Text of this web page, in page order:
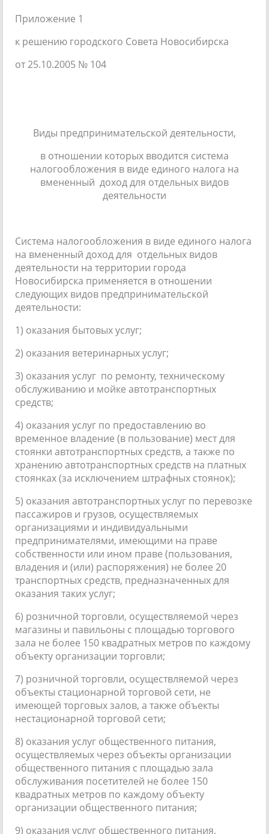
Приложение 1
к решению городского Совета Новосибирска
от 25.10.2005 № 104
Виды предпринимательской деятельности,
в отношении которых вводится система
налогообложения в виде единого налога на
вмененный доход для отдельных видов
деятельности
Система налогообложения в виде единого налога
на вмененный доход для отдельных видов
деятельности на территории города
Новосибирска применяется в отношении
следующих видов предпринимательской
деятельности:
1) оказания бытовых услуг;
2) оказания ветеринарных услуг;
3) оказания услуг по ремонту, техническому
обслуживанию и мойке автотранспортных
средств;
4) оказания услуг по предоставлению во
временное владение (в пользование) мест для
стоянки автотранспортных средств, а также по
хранению автотранспортных средств на платных
стоянках (за исключением штрафных стоянок);
5) оказания автотранспортных услуг по перевозке
пассажиров и грузов, осуществляемых
организациями и индивидуальными
предпринимателями, имеющими на праве
собственности или ином праве (пользования,
владения и (или) распоряжения) не более 20
транспортных средств, предназначенных для
оказания таких услуг;
6) розничной торговли, осуществляемой через
магазины и павильоны с площадью торгового
зала не более 150 квадратных метров по каждому
объекту организации торговли;
7) розничной торговли, осуществляемой через
объекты стационарной торговой сети, не
имеющей торговых залов, а также объекты
нестационарной торговой сети;
8) оказания услуг общественного питания,
осуществляемых через объекты организации
общественного питания с площадью зала
обслуживания посетителей не более 150
квадратных метров по каждому объекту
организации общественного питания;
9) оказания услуг общественного питания,